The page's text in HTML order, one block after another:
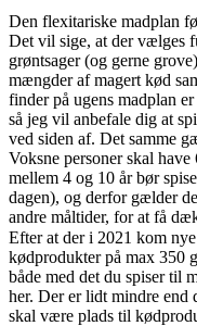
Den flexitariske madplan
Det vil sige, at der vælges
grøntsager (og gerne
mængder af magert kød
finder på ugens madplan
så jeg vil anbefale dig at
ved siden af. Det samme
Voksne personer skal
mellem 4 og 10 år bør
dagen), og derfor gælder
andre måltider, for at få
Efter at der i 2021 kom
kødprodukter på max 350
både med det du spiser til
her. Der er lidt mindre end
skal være plads til